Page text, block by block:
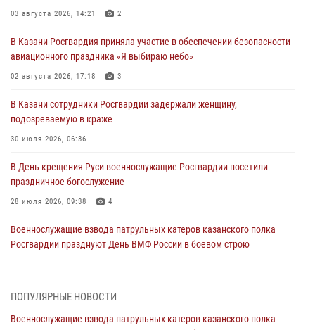
03 августа 2026, 14:21 2
В Казани Росгвардия приняла участие в обеспечении безопасности
авиационного праздника «Я выбираю небо»
02 августа 2026, 17:18 3
В Казани сотрудники Росгвардии задержали женщину,
подозреваемую в краже
30 июля 2026, 06:36
В День крещения Руси военнослужащие Росгвардии посетили
праздничное богослужение
28 июля 2026, 09:38 4
Военнослужащие взвода патрульных катеров казанского полка
Росгвардии празднуют День ВМФ России в боевом строю
Татарстанские росгвардейцы завоевали «бронзу» в окружном этапе
24 июля 2026, 15:05 4
ПОПУЛЯРНЫЕ НОВОСТИ
Военнослужащие взвода патрульных катеров казанского полка